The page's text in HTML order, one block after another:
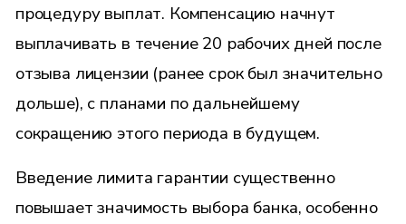
процедуру выплат. Компенсацию начнут
выплачивать в течение 20 рабочих дней после
отзыва лицензии (ранее срок был значительно
дольше), с планами по дальнейшему
сокращению этого периода в будущем.
Введение лимита гарантии существенно
повышает значимость выбора банка, особенно